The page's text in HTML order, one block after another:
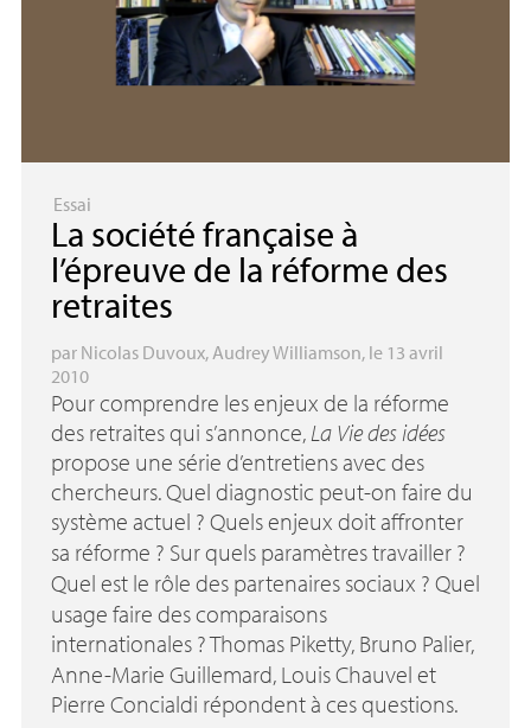
Essai
La société française à
l’épreuve de la réforme des
retraites
par Nicolas Duvoux,Audrey Williamson, le 13 avril
2010
Pour comprendre les enjeux de la réforme
des retraites qui s’annonce, La Vie des idées
propose une série d’entretiens avec des
chercheurs. Quel diagnostic peut-on faire du
système actuel ? Quels enjeux doit affronter
sa réforme ? Sur quels paramètres travailler ?
Quel est le rôle des partenaires sociaux ? Quel
usage faire des comparaisons
internationales ? Thomas Piketty, Bruno Palier,
Anne-Marie Guillemard, Louis Chauvel et
Pierre Concialdi répondent à ces questions.